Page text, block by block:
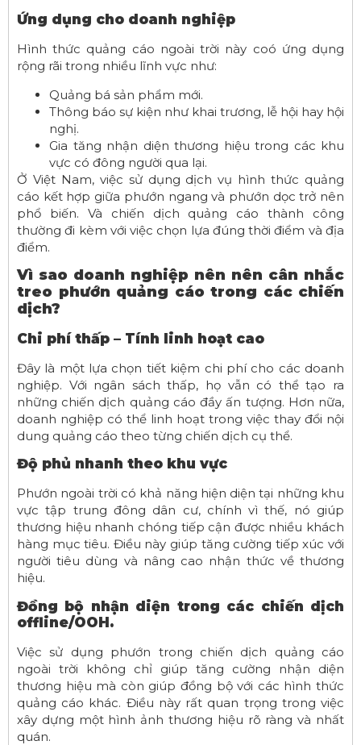
Ứng dụng cho doanh nghiệp
Hình thức quảng cáo ngoài trời này coó ứng dụng
rộng rãi trong nhiều lĩnh vực như:
Quảng bá sản phẩm mới.
Thông báo sự kiện như khai trương, lễ hội hay hội
nghị.
Gia tăng nhận diện thương hiệu trong các khu
vực có đông người qua lại.
Ở Việt Nam, việc sử dụng dịch vụ hình thức quảng
cáo kết hợp giữa phướn ngang và phướn dọc trở nên
phổ biến. Và chiến dịch quảng cáo thành công
thường đi kèm với việc chọn lựa đúng thời điểm và địa
điểm.
Vì sao doanh nghiệp nên nên cân nhắc
treo phướn quảng cáo trong các chiến
dịch?
Chi phí thấp – Tính linh hoạt cao
Đây là một lựa chọn tiết kiệm chi phí cho các doanh
nghiệp. Với ngân sách thấp, họ vẫn có thể tạo ra
những chiến dịch quảng cáo đầy ấn tượng. Hơn nữa,
doanh nghiệp có thể linh hoạt trong việc thay đổi nội
dung quảng cáo theo từng chiến dịch cụ thể.
Độ phủ nhanh theo khu vực
Phướn ngoài trời có khả năng hiện diện tại những khu
vực tập trung đông dân cư, chính vì thế, nó giúp
thương hiệu nhanh chóng tiếp cận được nhiều khách
hàng mục tiêu. Điều này giúp tăng cường tiếp xúc với
người tiêu dùng và nâng cao nhận thức về thương
hiệu.
Đồng bộ nhận diện trong các chiến dịch
offline/OOH.
Việc sử dụng phướn trong chiến dịch quảng cáo
ngoài trời không chỉ giúp tăng cường nhận diện
thương hiệu mà còn giúp đồng bộ với các hình thức
quảng cáo khác. Điều này rất quan trọng trong việc
xây dựng một hình ảnh thương hiệu rõ ràng và nhất
quán.